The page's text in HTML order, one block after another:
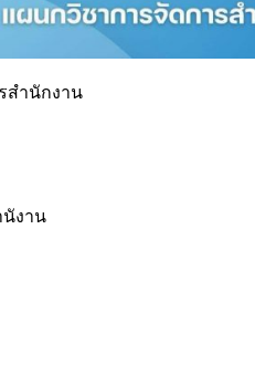
สำนักงาน
นังาน